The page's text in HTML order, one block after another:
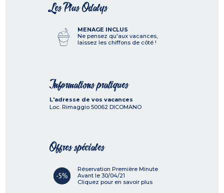
Les Plus Odalys
MENAGE INCLUS
Ne pensez qu'aux vacances,
laissez les chiffons de côté !
Informations pratiques
L'adresse de vos vacances
Loc. Rimaggio 50062 DICOMANO
Offres spéciales
Réservation Première Minute
Avant le 30/04/21
Cliquez pour en savoir plus